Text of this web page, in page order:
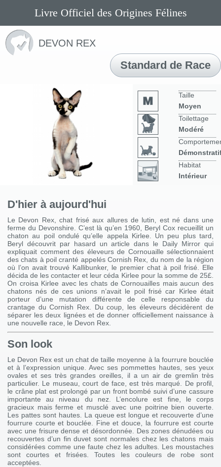
Livre Officiel des Origines Félines
DEVON REX
Standard de Race
Taille
Moyen
Toilettage
Modéré
Habitat
Intérieur
D'hier à aujourd'hui
Le Devon Rex, chat frisé aux allures de lutin, est né dans une
ferme du Devonshire. C’est là qu’en 1960, Beryl Cox recueillit un
chaton au poil ondulé qu’elle appela Kirlee. Un peu plus tard,
Beryl découvrit par hasard un article dans le Daily Mirror qui
expliquait comment des éleveurs de Cornouaille sélectionnaient
des chats à poil cranté appelés Cornish Rex, du nom de la région
où l’on avait trouvé Kallibunker, le premier chat à poil frisé. Elle
décida de les contacter et leur céda Kirlee pour la somme de 25£.
On croisa Kirlee avec les chats de Cornouailles mais aucun des
chatons nés de ces unions n’avait le poil frisé car Kirlee était
porteur d’une mutation différente de celle responsable du
crantage du Cornish Rex. Du coup, les éleveurs décidèrent de
séparer les deux lignées et de donner officiellement naissance à
une nouvelle race, le Devon Rex.
Son look
Le Devon Rex est un chat de taille moyenne à la fourrure bouclée
et à l’expression unique. Avec ses pommettes hautes, ses yeux
ovales et ses très grandes oreilles, il a un air de gremlin très
particulier. Le museau, court de face, est très marqué. De profil,
le crâne plat est prolongé par un front bombé suivi d’une cassure
importante au niveau du nez. L’encolure est fine, le corps
gracieux mais ferme et musclé avec une poitrine bien ouverte.
Les pattes sont hautes. La queue est longue et recouverte d’une
fourrure courte et bouclée. Fine et douce, la fourrure est courte
avec une frisure dense et désordonnée. Des zones dénudées ou
recouvertes d’un fin duvet sont normales chez les chatons mais
considérées comme une faute chez les adultes. Les moustaches
sont courtes et frisées. Toutes les couleurs de robe sont
acceptées.